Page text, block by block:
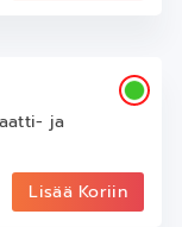
ja
Lisää Koriin